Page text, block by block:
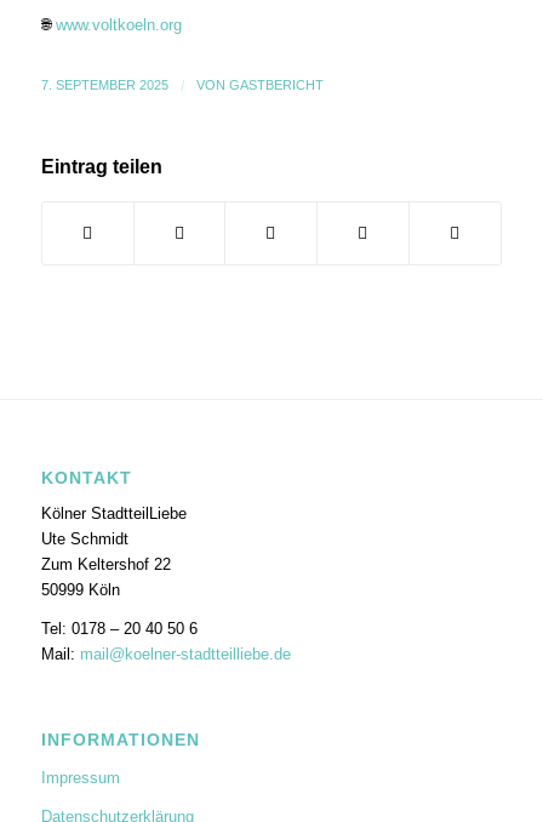
🌐 www.voltkoeln.org
7. SEPTEMBER 2025 / VON GASTBERICHT
Eintrag teilen
KONTAKT
Kölner StadtteilLiebe
Ute Schmidt
Zum Keltershof 22
50999 Köln
Tel: 0178 – 20 40 50 6
Mail: mail@koelner-stadtteilliebe.de
INFORMATIONEN
Impressum
Datenschutzerklärung